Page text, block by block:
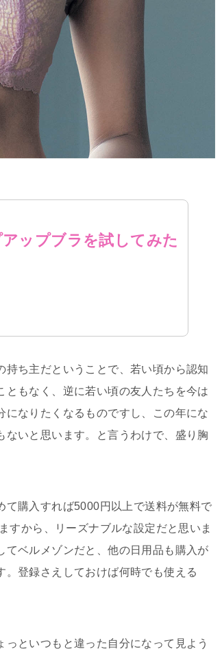
ップブラを試してみた
ち主だということで、若い頃から認知
もなく、逆に若い頃の友人たちを今は
なりたくなるものですし、この年にな
いと思います。と言うわけで、盛り胸
て購入すれば5000円以上で送料が無料で
すから、リーズナブルな設定だと思いま
ベルメゾンだと、他の日用品も購入が
登録さえしておけば何時でも使える
といつもと違った自分になって見よう